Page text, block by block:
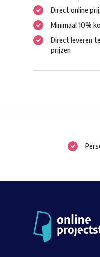
Direct online
Minimaal 10%
Direct leveren
prijzen